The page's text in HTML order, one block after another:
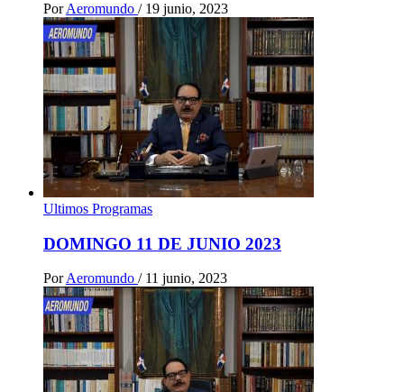
Por Aeromundo / 19 junio, 2023
Ultimos Programas
DOMINGO 11 DE JUNIO 2023
PorAeromundo / 11 junio, 2023